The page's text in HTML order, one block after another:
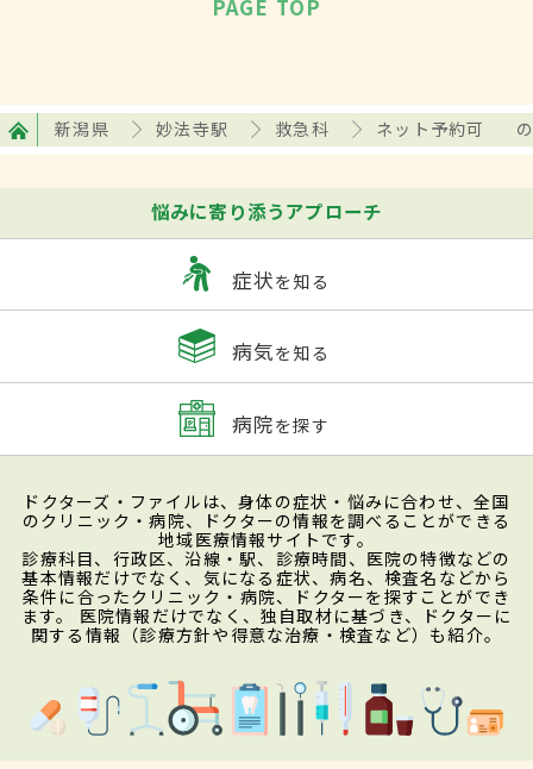
PAGE TOP
新潟県 妙法寺駅 救急科 ネット予約可
悩みに寄り添うアプローチ
症状を知る
病気を知る
病院を探す
ドクターズ・ファイルは、身体の症状・悩みに合わせ、全国
のクリニック・病院、ドクターの情報を調べることができる
地域医療情報サイトです。
診療科目、行政区、沿線・駅、診療時間、医院の特徴などの
基本情報だけでなく、気になる症状、病名、検査名などから
条件に合ったクリニック・病院、ドクターを探すことができ
ます。 医院情報だけでなく、独自取材に基づき、ドクターに
関する情報（診療方針や得意な治療・検査など）も紹介。